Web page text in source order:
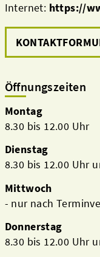
Internet: https://
Öffnungszeiten
Montag
8.30 bis 12.00 Uhr
Dienstag
8.30 bis 12.00 Uhr
Mittwoch
- nur nach
Donnerstag
8.30 bis 12.00 Uhr